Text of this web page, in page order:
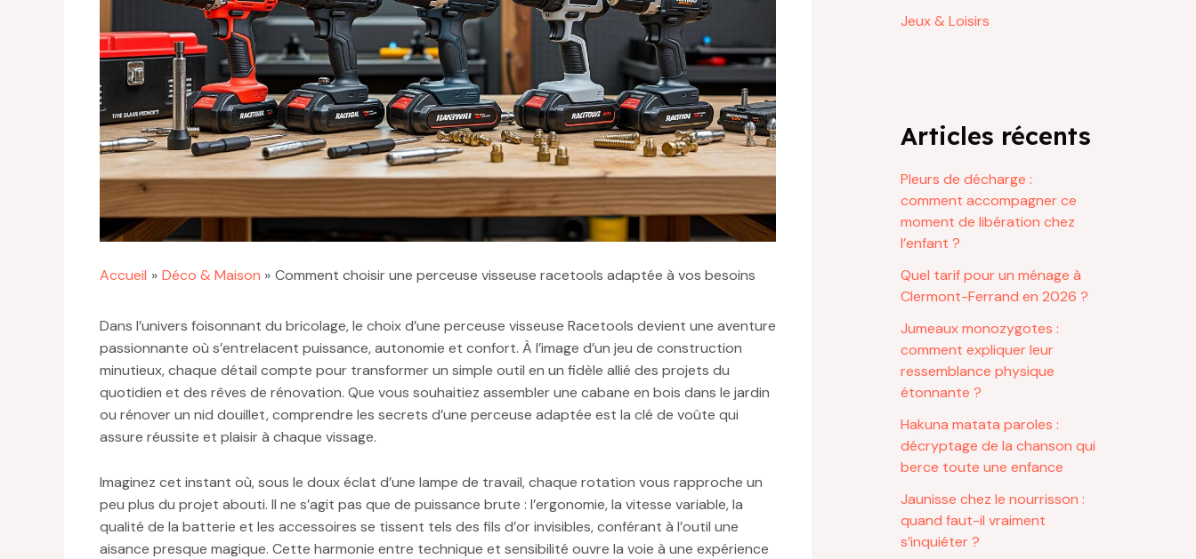
Accueil Déco & Maison Comment choisir une perceuse visseuse racetools adaptée à vos besoins
Dans l’univers foisonnant du bricolage, le choix d’une perceuse visseuse Racetools devient une aventure
passionnante où s’entrelacent puissance, autonomie et confort. À l’image d’un jeu de construction
minutieux, chaque détail compte pour transformer un simple outil en un fidèle allié des projets du
quotidien et des rêves de rénovation. Que vous souhaitiez assembler une cabane en bois dans le jardin
ou rénover un nid douillet, comprendre les secrets d’une perceuse adaptée est la clé de voûte qui
assure réussite et plaisir à chaque vissage.
Imaginez cet instant où, sous le doux éclat d’une lampe de travail, chaque rotation vous rapproche un
peu plus du projet abouti. Il ne s’agit pas que de puissance brute : l’ergonomie, la vitesse variable, la
qualité de la batterie et les accessoires se tissent tels des fils d’or invisibles, conférant à l’outil une
aisance presque magique. Cette harmonie entre technique et sensibilité ouvre la voie à une expérience
Jeux & Loisirs
Articles récents
Pleurs de décharge :
comment accompagner ce
moment de libération chez
l’enfant ?
Quel tarif pour un ménage à
Clermont-Ferrand en 2026 ?
Jumeaux monozygotes :
comment expliquer leur
ressemblance physique
étonnante ?
Hakuna matata paroles :
décryptage de la chanson qui
berce toute une enfance
Jaunisse chez le nourrisson :
quand faut-il vraiment
s’inquiéter ?